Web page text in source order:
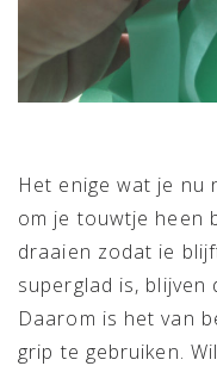
Het enige wat je nu
om je touwtje heen
draaien zodat ie
superglad is, blijven
Daarom is het van
grip te gebruiken.